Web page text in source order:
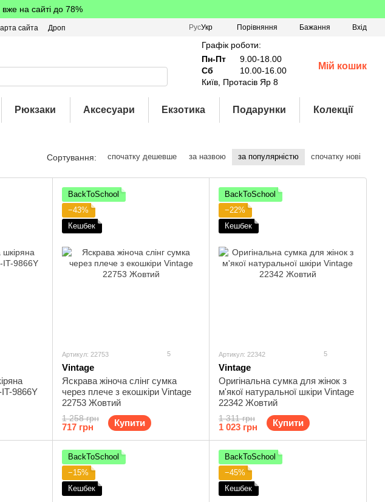
на сайті до 78%
сайта
Дроп
РусУкр Порівняння Бажання Вхід
Графік роботи:
Пн-Пт
9.00-18.00
Сб
10.00-16.00
Київ, Протасів Яр 8
Мій кошик
Рюкзаки Аксесуари Екзотика Подарунки Колекції
Сортування: спочатку дешевше за назвою за популярністю спочатку нові
9866Y
BackToSchool
−43%
Кешбек
Артикул: 22753 5
Vintage
Яскрава жіноча слінг сумка
через плече з екошкіри Vintage
22753 Жовтий
1 258 грн
717 грн Купити
BackToSchool
−22%
Кешбек
Артикул: 22342 5
Vintage
Оригінальна сумка для жінок з
м'якої натуральної шкіри Vintage
22342 Жовтий
1 311 грн
1 023 грн Купити
BackToSchool
−15%
Кешбек
BackToSchool
−45%
Кешбек